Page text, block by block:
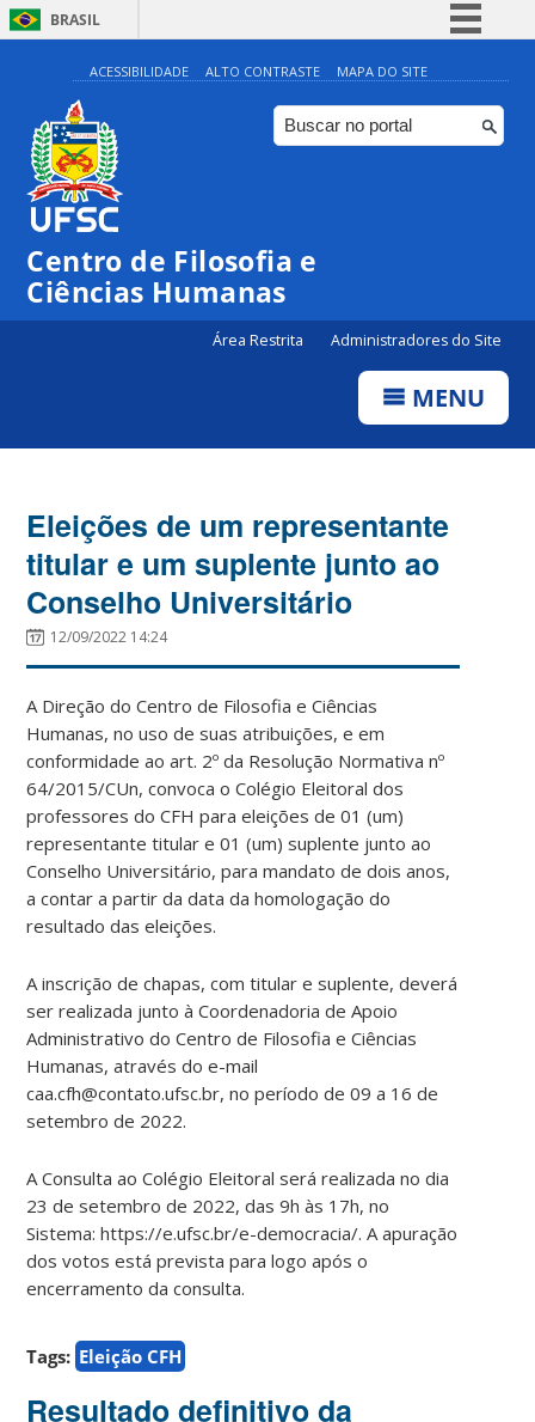
BRASIL
Simplifique!
Comunica BR
Participe
ACESSIBILIDADE ALTO CONTRASTE MAPA DO SITE
Centro de Filosofia e
Ciências Humanas
Área Restrita Administradores do Site
MENU
Eleições de um representante
titular e um suplente junto ao
Conselho Universitário
12/09/2022 14:24
A Direção do Centro de Filosofia e Ciências
Humanas, no uso de suas atribuições, e em
conformidade ao art. 2º da Resolução Normativa nº
64/2015/CUn, convoca o Colégio Eleitoral dos
professores do CFH para eleições de 01 (um)
representante titular e 01 (um) suplente junto ao
Conselho Universitário, para mandato de dois anos,
a contar a partir da data da homologação do
resultado das eleições.
A inscrição de chapas, com titular e suplente, deverá
ser realizada junto à Coordenadoria de Apoio
Administrativo do Centro de Filosofia e Ciências
Humanas, através do e-mail
caa.cfh@contato.ufsc.br, no período de 09 a 16 de
setembro de 2022.
A Consulta ao Colégio Eleitoral será realizada no dia
23 de setembro de 2022, das 9h às 17h, no
Sistema: https://e.ufsc.br/e-democracia/. A apuração
dos votos está prevista para logo após o
encerramento da consulta.
Tags: Eleição CFH
Resultado definitivo da